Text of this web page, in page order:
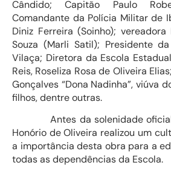
Cândido; Capitão Paulo
Comandante da Polícia Militar de
Diniz Ferreira (Soinho);
Souza (Marli Satil); Presidente
Vilaça; Diretora da Escola
Reis, Roseliza Rosa de Oliveira
Gonçalves “Dona Nadinha”, viúva
filhos, dentre outras.
Antes da solenidade oficial,
Honório de Oliveira realizou um
a importância desta obra para a
todas as dependências da Escola.